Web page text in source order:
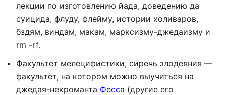
лекции по изготовлению йада, доведению да
суицида, флуду, флейму, истории холиваров,
бздям, виндам, макам, марксизму-джедаизму и
rm -rf.
Факультет мелецифистики, сиречь злодеяния —
факультет, на котором можно выучиться на
джедая-некроманта Фесса (другие его